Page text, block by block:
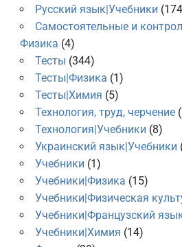
Русский язык|Учебники
Самостоятельные и
Физика (4)
Тесты (344)
Тесты|Физика (1)
Тесты|Химия (5)
Технология, труд, черчение
Технология|Учебники (8)
Украинский язык|Учебники
Учебники (1)
Учебники|Физика (15)
Учебники|Физическая
Учебники|Французский
Учебники|Химия (14)